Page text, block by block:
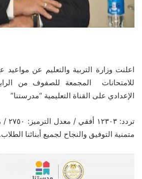
اعلنت وزارة التربية والتعليم عن
للامتحانات المجمعة للصفوف من
الإعدادي على القناة التعليمية “مدرستنا”
متمنية التوفيق والنجاح لجميع أبنائنا الطلاب.